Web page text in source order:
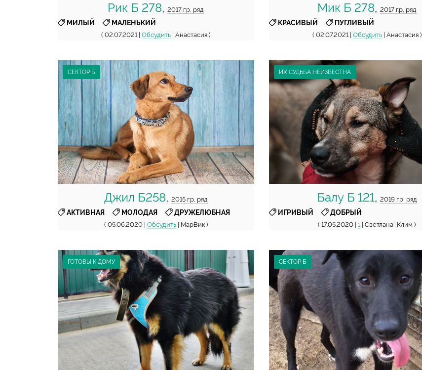
Рик Б 278,2017 г.р, ряд
МИЛЫЙ
МАЛЕНЬКИЙ
( 02.07.2021 |Обсудить | Анастасия )
Мик Б 278, 2017 г.р, ряд
КРАСИВЫЙ
ПУГЛИВЫЙ
( 02.07.2021 | Обсудить| Анастасия )
СЕКТОР Б
Джил Б258, 2015 г.р, ряд
АКТИВНАЯ
МОЛОДАЯ
ДРУЖЕЛЮБНАЯ
( 05.06.2020 | Обсудить| МарВик )
ИХ СУДЬБА НЕИЗВЕСТНА
Балу Б 121, 2019 г.р, ряд
ИГРИВЫЙ
ДОБРЫЙ
( 17.05.2020 |1 | Светлана_Клим )
ГОТОВЫ К ДОМУ СЕКТОР Б